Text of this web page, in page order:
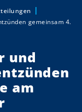
gemeinsam 4.
und
am